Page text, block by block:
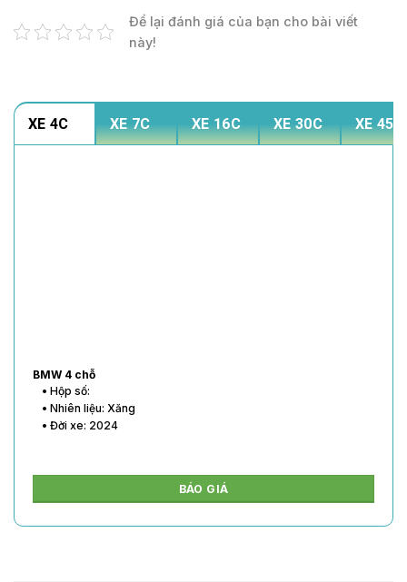
Để lại đánh giá của bạn cho bài viết
này!
XE 4C XE 7C XE 16C XE 30C XE 45C
BMW 4 chỗ
• Hộp số:
• Nhiên liệu: Xăng
• Đời xe: 2024
BÁO GIÁ